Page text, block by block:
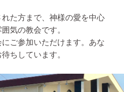
た方まで、神様の愛を中心
気の教会です。
ご参加いただけます。あな
ちしています。